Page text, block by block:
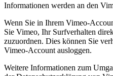
Informationen werden an den
Wenn Sie in Ihrem Vimeo-
Sie Vimeo, Ihr Surfverhalten
zuzuordnen. Dies können Sie
Vimeo-Account ausloggen.
Weitere Informationen zum